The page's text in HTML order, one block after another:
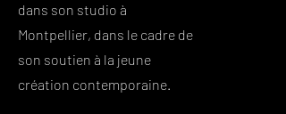
dans son studio à
Montpellier, dans le cadre de
son soutien à la jeune
création contemporaine.